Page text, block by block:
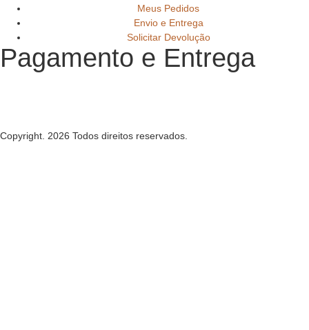
Meus Pedidos
Envio e Entrega
Solicitar Devolução
Pagamento e Entrega
Copyright. 2026 Todos direitos reservados.